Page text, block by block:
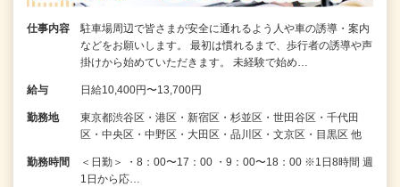
仕事内容
駐車場周辺で皆さまが安全に通れるよう人や車の誘導・案内
などをお願いします。 最初は慣れるまで、歩行者の誘導や声
掛けから始めていただきます。 未経験で始め…
給与 日給10,400円〜13,700円
勤務地
東京都渋谷区・港区・新宿区・杉並区・世田谷区・千代田
区・中央区・中野区・大田区・品川区・文京区・目黒区 他
勤務時間
＜日勤＞ ・8：00〜17：00 ・9：00〜18：00 ※1日8時間 週
1日から応…